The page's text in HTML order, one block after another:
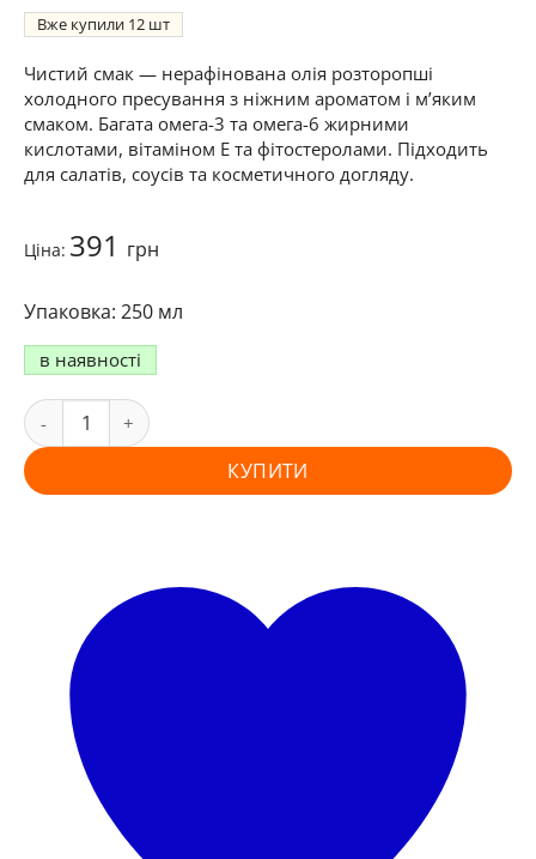
Вже купили 12
Чистий смак — нерафінована олія розторопші
холодного пресування з ніжним ароматом і м’яким
смаком. Багата омега-3 та омега-6 жирними
кислотами, вітаміном Е та фітостеролами. Підходить
для салатів, соусів та косметичного догляду.
Ціна: 391 грн
250 мл
в наявності
КУПИТИ